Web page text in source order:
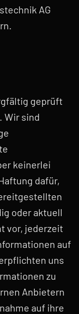
AG
geprüft
Wir sind
keinerlei
dafür,
oder aktuell
vor, jederzeit
auf
uns
zu
Anbietern
auf ihre